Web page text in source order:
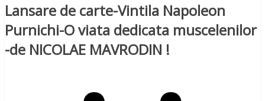
Lansare de carte-Vintila Napoleon
Purnichi-O viata dedicata muscelenilor
-de NICOLAE MAVRODIN !